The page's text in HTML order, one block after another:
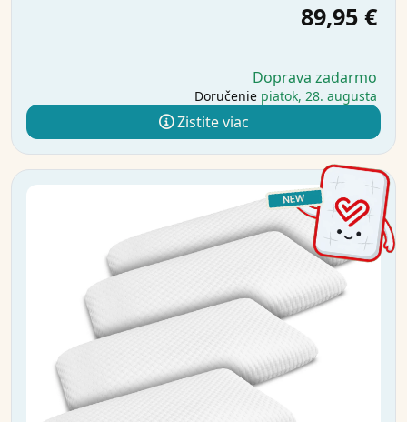
89,95 €
Doprava zadarmo
Doručenie piatok, 28. augusta
Zistite viac